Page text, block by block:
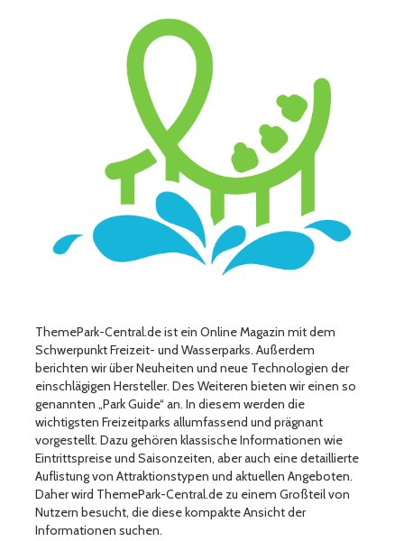
ThemePark-Central.de ist ein Online Magazin mit dem
Schwerpunkt Freizeit- und Wasserparks. Außerdem
berichten wir über Neuheiten und neue Technologien der
einschlägigen Hersteller. Des Weiteren bieten wir einen so
genannten „Park Guide“ an. In diesem werden die
wichtigsten Freizeitparks allumfassend und prägnant
vorgestellt. Dazu gehören klassische Informationen wie
Eintrittspreise und Saisonzeiten, aber auch eine detaillierte
Auflistung von Attraktionstypen und aktuellen Angeboten.
Daher wird ThemePark-Central.de zu einem Großteil von
Nutzern besucht, die diese kompakte Ansicht der
Informationen suchen.